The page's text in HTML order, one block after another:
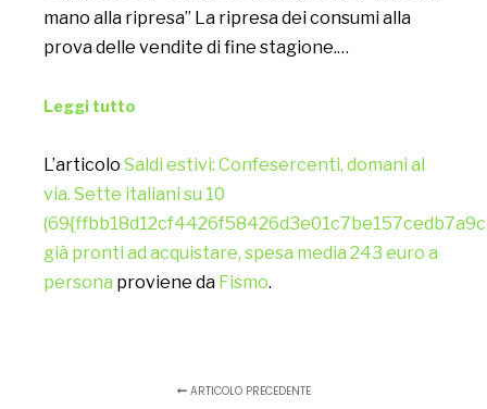
mano alla ripresa” La ripresa dei consumi alla
prova delle vendite di fine stagione.…
Leggi tutto
L’articolo Saldi estivi: Confesercenti, domani al
via. Sette italiani su 10
già pronti ad acquistare, spesa media 243 euro a
persona proviene da Fismo.
ARTICOLO PRECEDENTE